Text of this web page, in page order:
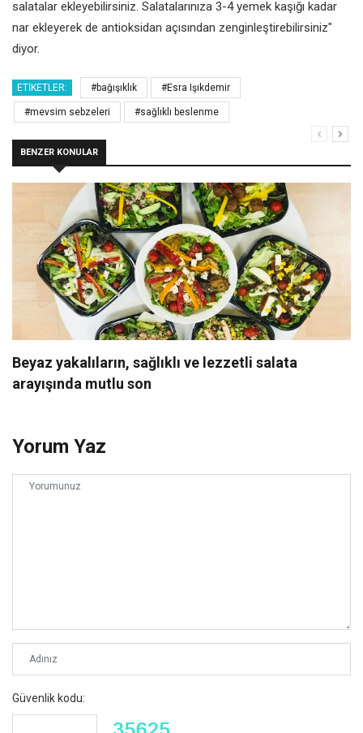
salatalar ekleyebilirsiniz. Salatalarınıza 3-4 yemek kaşığı kadar
nar ekleyerek de antioksidan açısından zenginleştirebilirsiniz"
diyor.
ETIKETLER: #bağışıklık #Esra Işıkdemir
#mevsim sebzeleri #sağlıklı beslenme
BENZER KONULAR
Beyaz yakalıların, sağlıklı ve lezzetli salata
arayışında mutlu son
Yorum Yaz
Güvenlik kodu: